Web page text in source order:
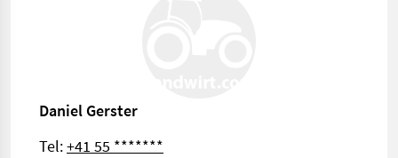
Daniel Gerster
Tel:+41 55 *******